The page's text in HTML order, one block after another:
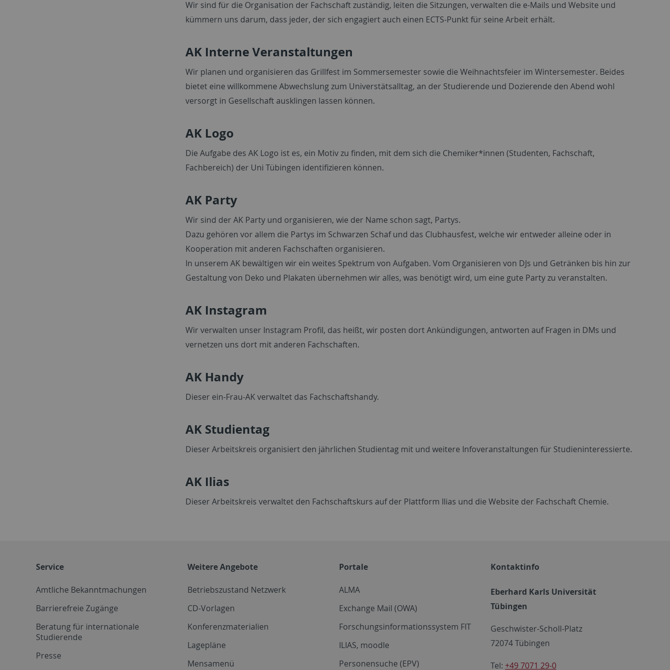
Wir sind für die Organisation der Fachschaft zuständig, leiten die Sitzungen, verwalten die e-Mails und Website und
kümmern uns darum, dass jeder, der sich engagiert auch einen ECTS-Punkt für seine Arbeit erhält.
AK Interne Veranstaltungen
Wir planen und organisieren das Grillfest im Sommersemester sowie die Weihnachtsfeier im Wintersemester. Beides
bietet eine willkommene Abwechslung zum Universtätsalltag, an der Studierende und Dozierende den Abend wohl
versorgt in Gesellschaft ausklingen lassen können.
AK Logo
Die Aufgabe des AK Logo ist es, ein Motiv zu finden, mit dem sich die Chemiker*innen (Studenten, Fachschaft,
Fachbereich) der Uni Tübingen identifizieren können.
AK Party
Wir sind der AK Party und organisieren, wie der Name schon sagt, Partys.
Dazu gehören vor allem die Partys im Schwarzen Schaf und das Clubhausfest, welche wir entweder alleine oder in
Kooperation mit anderen Fachschaften organisieren.
In unserem AK bewältigen wir ein weites Spektrum von Aufgaben. Vom Organisieren von DJs und Getränken bis hin zur
Gestaltung von Deko und Plakaten übernehmen wir alles, was benötigt wird, um eine gute Party zu veranstalten.
AK Instagram
Wir verwalten unser Instagram Profil, das heißt, wir posten dort Ankündigungen, antworten auf Fragen in DMs und
vernetzen uns dort mit anderen Fachschaften.
AK Handy
Dieser ein-Frau-AK verwaltet das Fachschaftshandy.
AK Studientag
Dieser Arbeitskreis organisiert den jährlichen Studientag mit und weitere Infoveranstaltungen für Studieninteressierte.
AK Ilias
Dieser Arbeitskreis verwaltet den Fachschaftskurs auf der Plattform Ilias und die Website der Fachschaft Chemie.
Service
Amtliche Bekanntmachungen
Barrierefreie Zugänge
Beratung für internationale
Studierende
Presse
Weitere Angebote
Betriebszustand Netzwerk
CD-Vorlagen
Konferenzmaterialien
Lagepläne
Mensamenü
Portale
ALMA
Exchange Mail (OWA)
Forschungsinformationssystem FIT
ILIAS, moodle
Personensuche (EPV)
Kontaktinfo
Eberhard Karls Universität
Tübingen
Geschwister-Scholl-Platz
72074 Tübingen
Tel: +49 7071 29-0